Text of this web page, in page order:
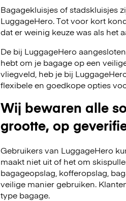
Bagagekluisjes of stadskluisjes
LuggageHero. Tot voor kort
dat er weinig keuze was als het
De bij LuggageHero
hebt om je bagage op een
vliegveld, heb je bij
flexibele en goedkope opties
Wij bewaren alle
grootte, op
Gebruikers van LuggageHero
maakt niet uit of het om
bagageopslag, kofferopslag,
veilige manier gebruiken.
type bagage.